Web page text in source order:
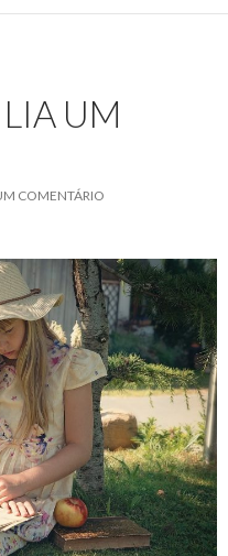
UM
COMENTÁRIO